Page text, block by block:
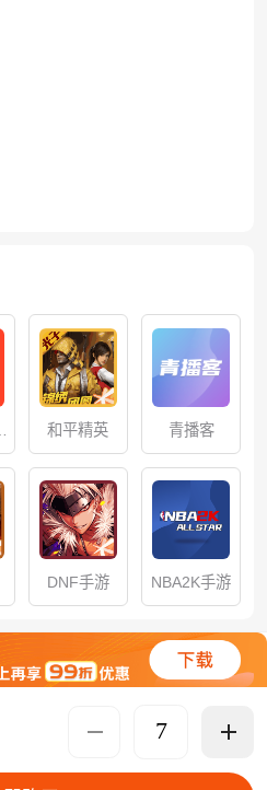
和平精英 青播客
DNF手游 NBA2K手游